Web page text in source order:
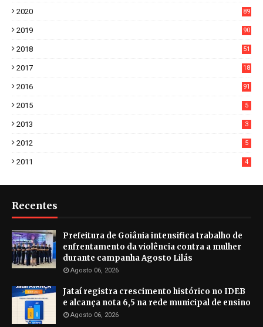
2020
89
2019
90
2018
51
2017
18
2016 91
2015 5
2013 3
2012 5
2011 4
Recentes
Prefeitura de Goiânia intensifica trabalho de
enfrentamento da violência contra a mulher
durante campanha Agosto Lilás
Agosto 06, 2026
Jataí registra crescimento histórico no IDEB
e alcança nota 6,5 na rede municipal de ensino
Agosto 06, 2026